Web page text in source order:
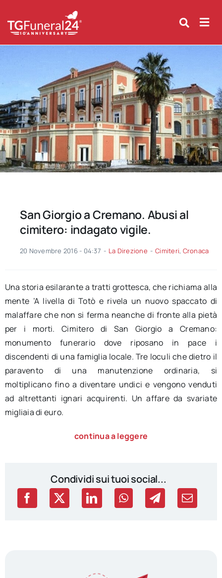
content
San Giorgio a Cremano. Abusi al
cimitero: indagato vigile.
20 Novembre 2016 - 04:37 - La Direzione - Cimiteri, Cronaca
Una storia esilarante a tratti grottesca, che richiama alla
mente ’A livella di Totò e rivela un nuovo spaccato di
malaffare che non si ferma neanche di fronte alla pietà
per i morti. Cimitero di San Giorgio a Cremano:
monumento funerario dove riposano in pace i
discendenti di una famiglia locale. Tre loculi che dietro il
paravento di una manutenzione ordinaria, si
moltiplicano fino a diventare undici e vengono venduti
ad altrettanti ignari acquirenti. Un affare da svariate
migliaia di euro.
continua a leggere
Condividi sui tuoi social...